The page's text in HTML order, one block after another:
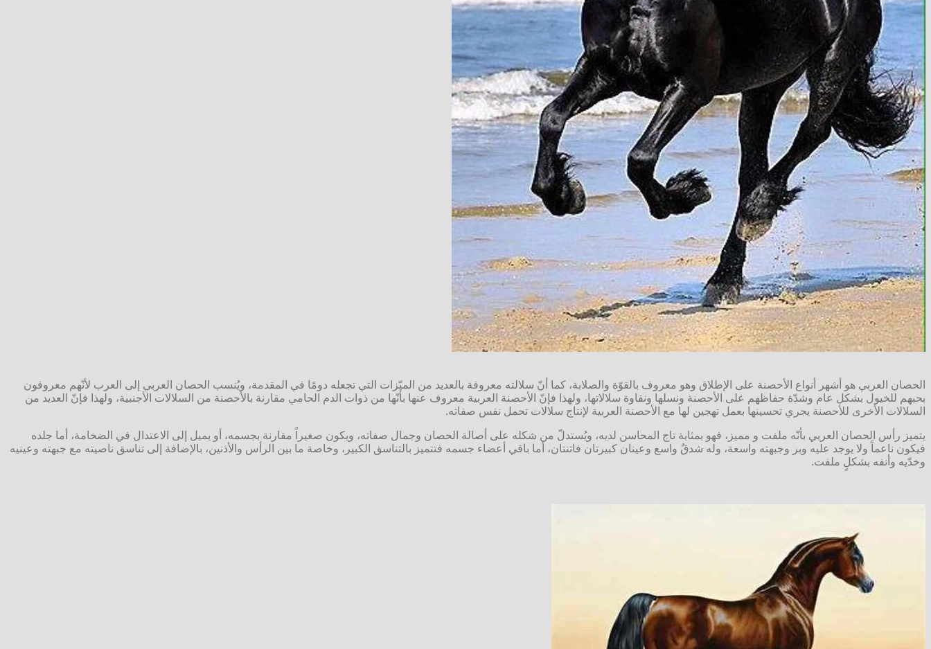
الحصان العربي هو أشهر أنواع الأحصنة على الإطلاق وهو معروف بالقوّة والصلابة، كما أنّ سلالته معروفة بالعديد من الميّزات التي تجعله دومًا في المقدمة، ويُنسب الحصان العربي إلى العرب لأنّهم معروفون
بحبهم للخيول بشكل عام وشدّة حفاظهم على الأحصنة ونسلها ونقاوة سلالاتها، ولهذا فإنّ الأحصنة العربية معروف عنها بأنّها من ذوات الدم الحامي مقارنة بالأحصنة من السلالات الأجنبية، ولهذا فإنّ العديد من
السلالات الأخرى للأحصنة يجري تحسينها بعمل تهجين لها مع الأحصنة العربية لإنتاج سلالات تحمل نفس صفاته.
يتميز رأس الحصان العربي بأنّه ملفت و مميز، فهو بمثابة تاج المحاسن لديه، ويُستدلّ من شكله على أصالة الحصان وجمال صفاته، ويكون صغيراً مقارنة بجسمه، أو يميل إلى الاعتدال في الضخامة، أما جلده
فيكون ناعماً ولا يوجد عليه وبر وجبهته واسعة، وله شدقٌ واسع وعينان كبيرتان فاتنتان، أما باقي أعضاء جسمه فتتميز بالتناسق الكبير، وخاصة ما بين الرأس والأذنين، بالإضافة إلى تناسق ناصيته مع جبهته وعينيه
وخدّيه وأنفه بشكلٍ ملفت.